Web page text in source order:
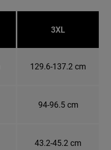
3XL
129.6-137.2 cm
94-96.5 cm
43.2-45.2 cm